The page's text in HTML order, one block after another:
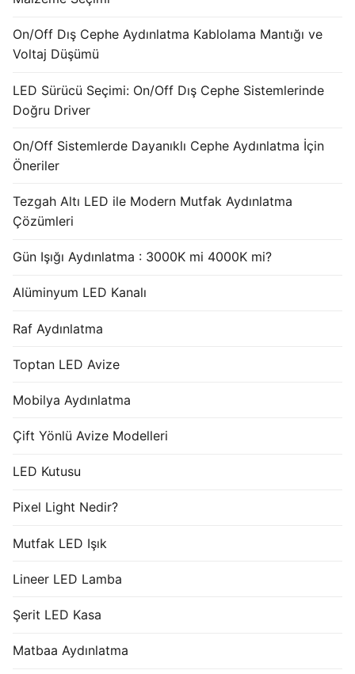
On/Off Dış Cephe Aydınlatma Kablolama Mantığı ve
Voltaj Düşümü
LED Sürücü Seçimi: On/Off Dış Cephe Sistemlerinde
Doğru Driver
On/Off Sistemlerde Dayanıklı Cephe Aydınlatma İçin
Öneriler
Tezgah Altı LED ile Modern Mutfak Aydınlatma
Çözümleri
Gün Işığı Aydınlatma : 3000K mi 4000K mi?
Alüminyum LED Kanalı
Raf Aydınlatma
Toptan LED Avize
Mobilya Aydınlatma
Çift Yönlü Avize Modelleri
LED Kutusu
Pixel Light Nedir?
Mutfak LED Işık
Lineer LED Lamba
Şerit LED Kasa
Matbaa Aydınlatma